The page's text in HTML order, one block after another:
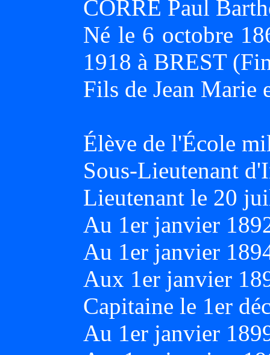
CORRE Paul
Né le 6 octobre
1918 à BREST
Fils de Jean Marie
Élève de l'École
Sous-Lieutenant
Lieutenant le 20
Au 1er janvier
Au 1er janvier
Aux 1er janvier
Capitaine le 1er
Au 1er janvier